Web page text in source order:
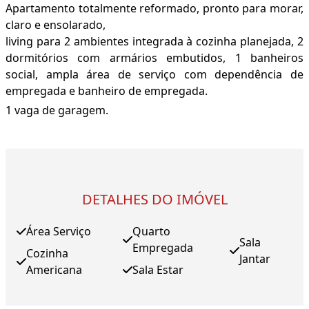
Apartamento totalmente reformado, pronto para morar,
claro e ensolarado,
living para 2 ambientes integrada à cozinha planejada, 2
dormitórios com armários embutidos, 1 banheiros
social, ampla área de serviço com dependência de
empregada e banheiro de empregada.
1 vaga de garagem.
DETALHES DO IMÓVEL
Área Serviço
Cozinha
Americana
Quarto
Empregada
Sala Estar
Sala
Jantar